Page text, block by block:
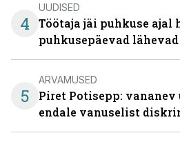
4
UUDISED
Töötaja jäi puhkuse ajal
puhkusepäevad
5
ARVAMUSED
Piret Potisepp: vananev
endale vanuselist